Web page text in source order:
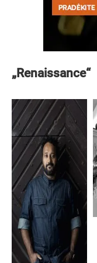
„Renaissance“